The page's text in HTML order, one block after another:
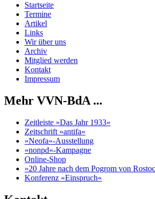
Startseite
Termine
Artikel
Links
Wir über uns
Archiv
Mitglied werden
Kontakt
Impressum
Mehr VVN-BdA ...
Zeitleiste »Das Jahr 1933«
Zeitschrift »antifa«
»Neofa«-Ausstellung
»nonpd«-Kampagne
Online-Shop
»20 Jahre nach dem Pogrom von
Konferenz »Einspruch«